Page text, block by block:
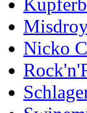
Nicko